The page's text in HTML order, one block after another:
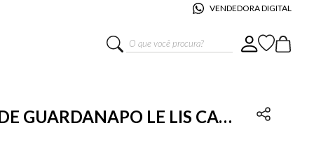
VENDEDORA DIGITAL
O que você procura?
GUARDANAPO LE LIS CASA